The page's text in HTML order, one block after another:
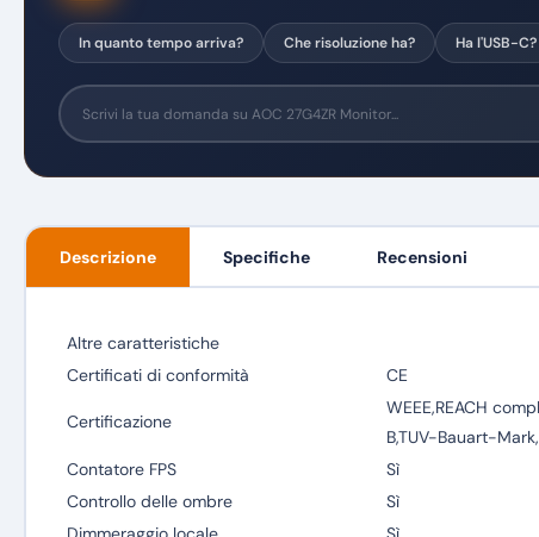
In quanto tempo arriva? Che risoluzione ha? Ha l'USB-C?
Descrizione Specifiche Recensioni
Altre caratteristiche
Certificati di conformità
CE
Certificazione
WEEE,REACH
B,TUV-Bauart-
Contatore FPS
Sì
Controllo delle ombre
Sì